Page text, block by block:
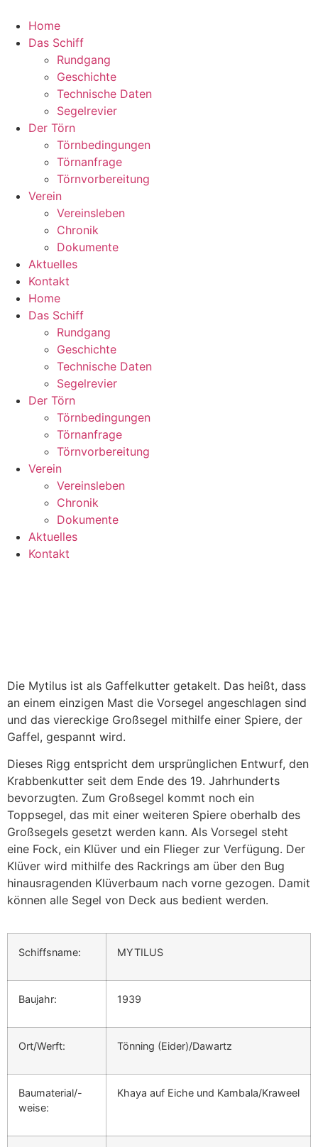
Home
Das Schiff
Rundgang
Geschichte
Technische Daten
Segelrevier
Der Törn
Törnbedingungen
Törnanfrage
Törnvorbereitung
Verein
Vereinsleben
Chronik
Dokumente
Aktuelles
Kontakt
Home
Das Schiff
Rundgang
Geschichte
Technische Daten
Segelrevier
Der Törn
Törnbedingungen
Törnanfrage
Törnvorbereitung
Verein
Vereinsleben
Chronik
Dokumente
Aktuelles
Kontakt
Die Mytilus ist als Gaffelkutter getakelt. Das heißt, dass
an einem einzigen Mast die Vorsegel angeschlagen sind
und das viereckige Großsegel mithilfe einer Spiere, der
Gaffel, gespannt wird.
Dieses Rigg entspricht dem ursprünglichen Entwurf, den
Krabbenkutter seit dem Ende des 19. Jahrhunderts
bevorzugten. Zum Großsegel kommt noch ein
Toppsegel, das mit einer weiteren Spiere oberhalb des
Großsegels gesetzt werden kann. Als Vorsegel steht
eine Fock, ein Klüver und ein Flieger zur Verfügung. Der
Klüver wird mithilfe des Rackrings am über den Bug
hinausragenden Klüverbaum nach vorne gezogen. Damit
können alle Segel von Deck aus bedient werden.
Schiffsname: MYTILUS
Baujahr: 1939
Ort/Werft: Tönning (Eider)/Dawartz
Baumaterial/-
weise:
Khaya auf Eiche und Kambala/Kraweel